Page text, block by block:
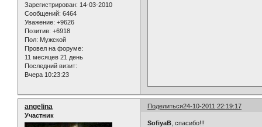
Зарегистрирован: 14-03-2010
Сообщений: 6464
Уважение: +9626
Позитив: +6918
Пол: Мужской
Провел на форуме:
11 месяцев 21 день
Последний визит:
Вчера 10:23:23
Поделиться24-10-2011 22:19:17
angelina
Участник
SofiyaB , спасибо!!!